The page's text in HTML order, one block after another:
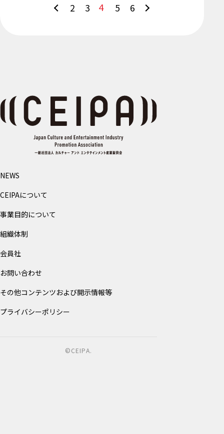
2 3 4 5 6
NEWS
CEIPAについて
事業目的について
組織体制
会員社
お問い合わせ
その他コンテンツおよび開示情報等
プライバシーポリシー
©CEIPA.